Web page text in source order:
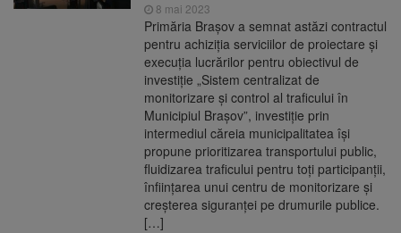
8 mai 2023
Primăria Brașov a semnat astăzi contractul
pentru achiziția serviciilor de proiectare și
execuția lucrărilor pentru obiectivul de
investiție „Sistem centralizat de
monitorizare și control al traficului în
Municipiul Braşov”, investiție prin
intermediul căreia municipalitatea își
propune prioritizarea transportului public,
fluidizarea traficului pentru toți participanții,
înființarea unui centru de monitorizare și
creșterea siguranței pe drumurile publice.
[…]